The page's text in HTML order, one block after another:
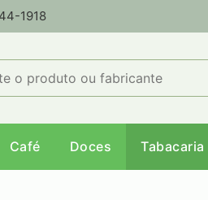
1918
Café Doces Tabacaria